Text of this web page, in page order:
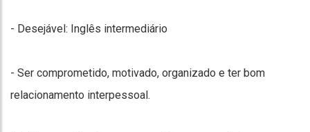
- Desejável: Inglês intermediário
- Ser comprometido, motivado, organizado e ter bom
relacionamento interpessoal.